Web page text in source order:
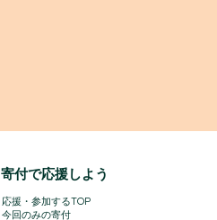
寄付で応援しよう
応援・参加するTOP
今回のみの寄付